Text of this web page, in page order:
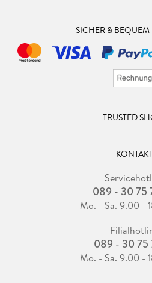
SICHER &
TRUSTED
089 - 30 75
Mo. - Sa. 9.00 -
089 - 30 75
Mo. - Sa. 9.00 -